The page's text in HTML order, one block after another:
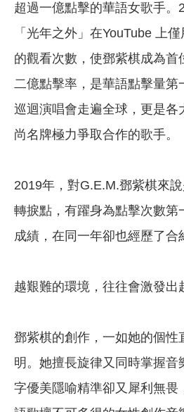
超過一億點擊的華語女歌手。
「光年之外」在YouTube 上
的觀看次數，使鄧紫棋成為首
二億點擊率，是華語點擊量第
巡迴演唱會走遍全球，更是各
尚名牌極力爭取合作的歌手。
2019年，對G.E.M.鄧紫棋來
轉捩點，有躍身為點擊次數第
成績，在同一年卻也經歷了合
越艱難的環境，往往會激發出
鄧紫棋的創作，一如她的個性
明。她擅長旋律又同時掌握音
字優美隱喻精準卻又犀利無畏